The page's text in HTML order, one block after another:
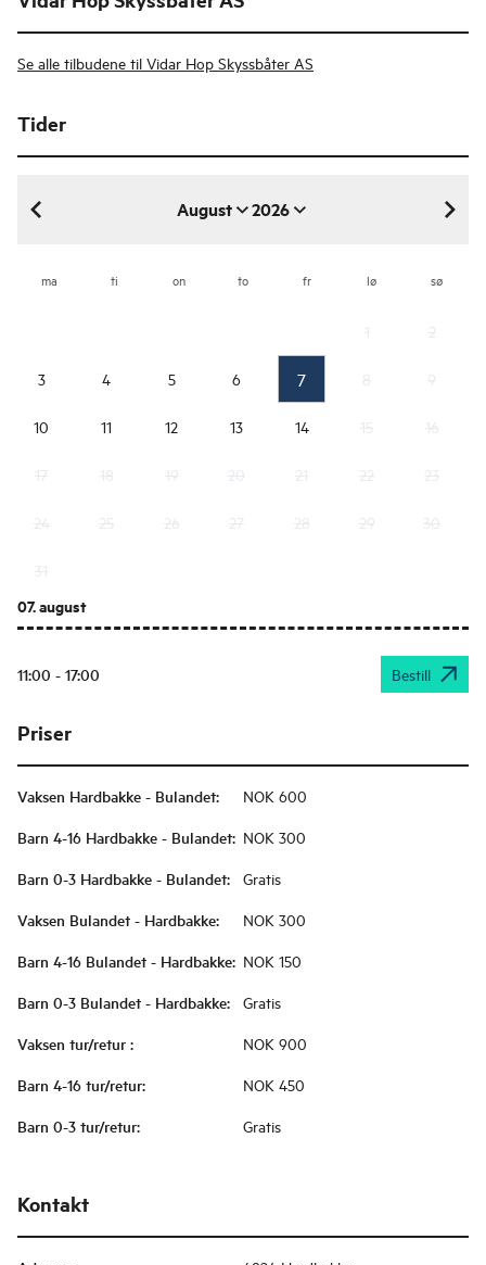
Se alle tilbudene til Vidar Hop Skyssbåter AS
Tider
August 2026
august 2026
ma ti on to fr lø sø
3 4 5 6 7
10 11 12 13 14
07. august
11:00 - 17:00 Bestill
Priser
Vaksen Hardbakke - Bulandet: NOK 600
Barn 4-16 Hardbakke - Bulandet: NOK 300
Barn 0-3 Hardbakke - Bulandet: Gratis
Vaksen Bulandet - Hardbakke: NOK 300
Barn 4-16 Bulandet - Hardbakke: NOK 150
Barn 0-3 Bulandet - Hardbakke: Gratis
Vaksen tur/retur : NOK 900
Barn 4-16 tur/retur: NOK 450
Barn 0-3 tur/retur: Gratis
Kontakt